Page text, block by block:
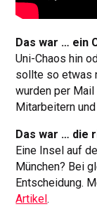
Das war … ein
Uni-Chaos hin
sollte so etwas
wurden per
Mitarbeitern
Das war … die
Eine Insel auf
München? Bei
Entscheidung.
Artikel.